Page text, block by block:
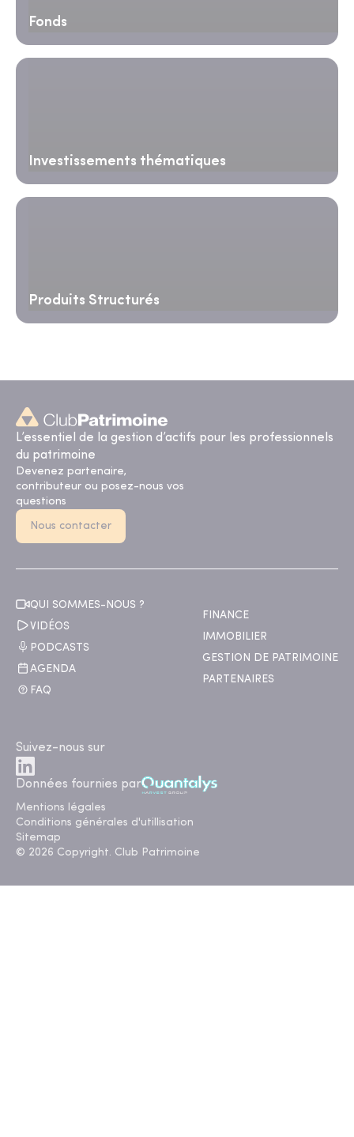
Fonds
Investissements thématiques
Produits Structurés
L’essentiel de la gestion d’actifs pour les professionnels
du patrimoine
Devenez partenaire,
contributeur ou posez-nous vos
questions
Nous contacter
QUI SOMMES-NOUS ?
VIDÉOS
PODCASTS
AGENDA
FAQ
FINANCE
IMMOBILIER
GESTION DE PATRIMOINE
PARTENAIRES
Suivez-nous sur
Données fournies par
Mentions légales
Conditions générales d'utillisation
Sitemap
© 2026 Copyright. Club Patrimoine